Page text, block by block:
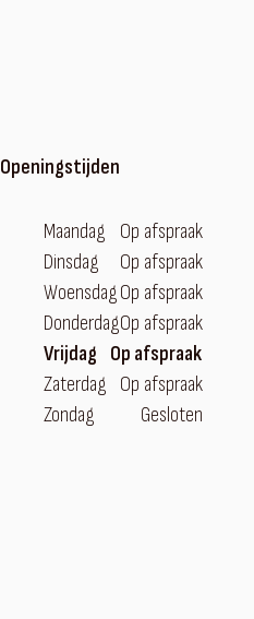
Openingstijden
Maandag
Op afspraak
Dinsdag
Op afspraak
WoensdagOp afspraak
DonderdagOp afspraak
Vrijdag Op afspraak
Zaterdag Op afspraak
Zondag
Gesloten